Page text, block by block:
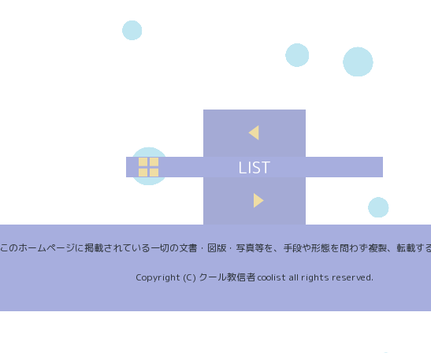
LIST
このホームページに掲載されている一切の文書・図版・写真等を、手段や形態を問わず複製、転載す
Copyright (C) クール教信者 coolist all rights reserved.